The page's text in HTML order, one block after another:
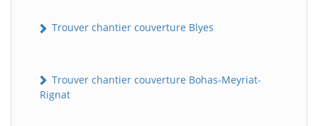
Trouver chantier couverture Blyes
Trouver chantier couverture Bohas-Meyriat-
Rignat